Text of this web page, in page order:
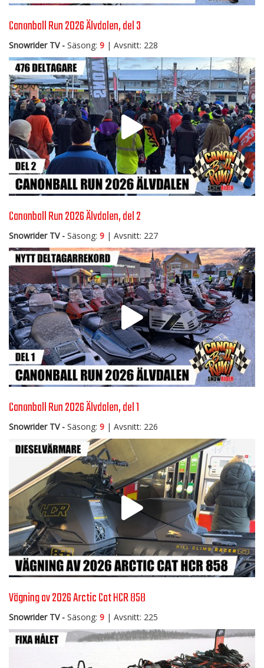
Canonball Run 2026 Älvdalen, del 3
Snowrider TV - Säsong: 9 | Avsnitt: 228
Canonball Run 2026 Älvdalen, del 2
Snowrider TV - Säsong: 9 | Avsnitt: 227
Canonball Run 2026 Älvdalen, del 1
Snowrider TV - Säsong: 9 | Avsnitt: 226
Vägning av 2026 Arctic Cat HCR 858
Snowrider TV - Säsong: 9 | Avsnitt: 225